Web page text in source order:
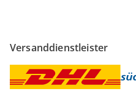
Versanddienstleister